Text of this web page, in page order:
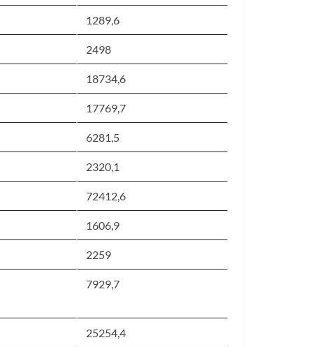
1289,6
2498
18734,6
17769,7
6281,5
2320,1
72412,6
1606,9
2259
7929,7
25254,4